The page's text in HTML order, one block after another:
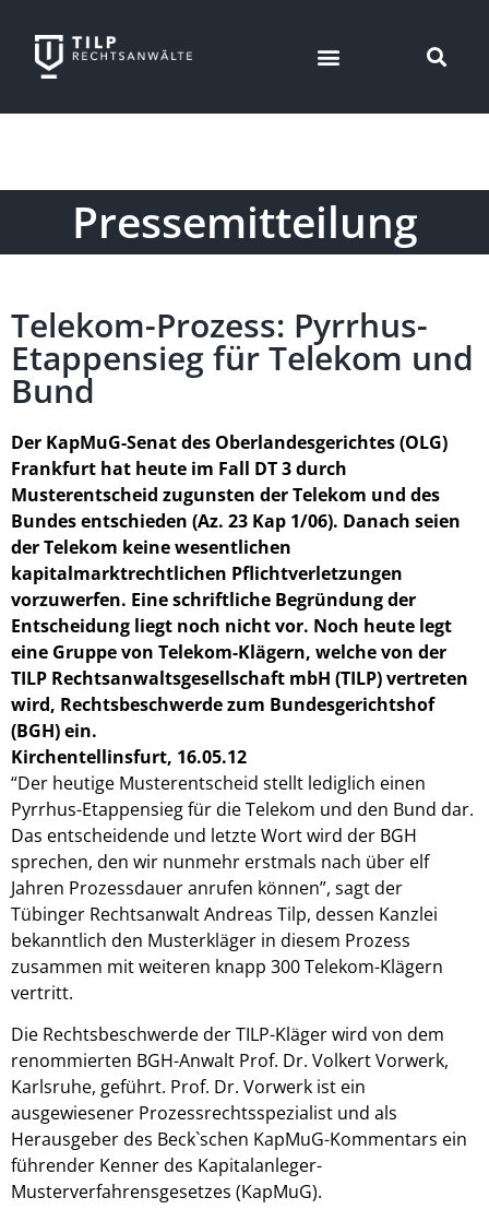
Pressemitteilung
Telekom-Prozess: Pyrrhus-
Etappensieg für Telekom und
Bund
Der KapMuG-Senat des Oberlandesgerichtes (OLG)
Frankfurt hat heute im Fall DT 3 durch
Musterentscheid zugunsten der Telekom und des
Bundes entschieden (Az. 23 Kap 1/06). Danach seien
der Telekom keine wesentlichen
kapitalmarktrechtlichen Pflichtverletzungen
vorzuwerfen. Eine schriftliche Begründung der
Entscheidung liegt noch nicht vor. Noch heute legt
eine Gruppe von Telekom-Klägern, welche von der
TILP Rechtsanwaltsgesellschaft mbH (TILP) vertreten
wird, Rechtsbeschwerde zum Bundesgerichtshof
(BGH) ein.
Kirchentellinsfurt, 16.05.12
“Der heutige Musterentscheid stellt lediglich einen
Pyrrhus-Etappensieg für die Telekom und den Bund dar.
Das entscheidende und letzte Wort wird der BGH
sprechen, den wir nunmehr erstmals nach über elf
Jahren Prozessdauer anrufen können”, sagt der
Tübinger Rechtsanwalt Andreas Tilp, dessen Kanzlei
bekanntlich den Musterkläger in diesem Prozess
zusammen mit weiteren knapp 300 Telekom-Klägern
vertritt.
Die Rechtsbeschwerde der TILP-Kläger wird von dem
renommierten BGH-Anwalt Prof. Dr. Volkert Vorwerk,
Karlsruhe, geführt. Prof. Dr. Vorwerk ist ein
ausgewiesener Prozessrechtsspezialist und als
Herausgeber des Beck`schen KapMuG-Kommentars ein
führender Kenner des Kapitalanleger-
Musterverfahrensgesetzes (KapMuG).